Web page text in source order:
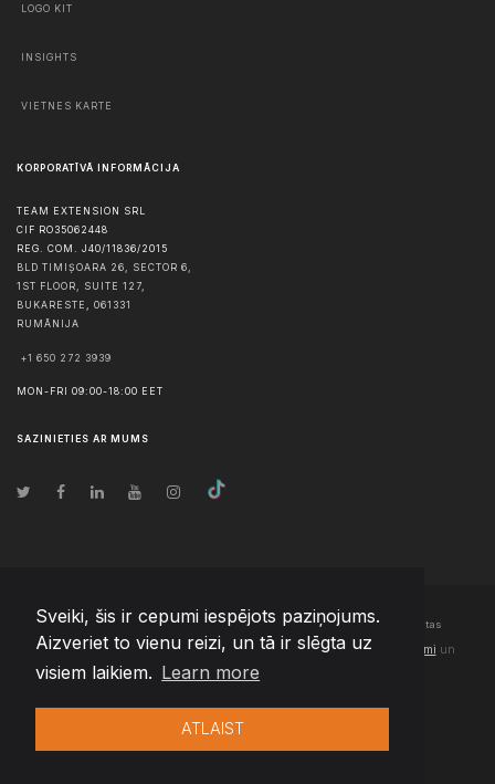
Sveiki, šis ir cepumi iespējots paziņojums.
Aizveriet to vienu reizi, un tā ir slēgta uz
visiem laikiem. Learn more
ATLAIST
LOGO KIT
INSIGHTS
VIETNES KARTE
KORPORATĪVĀ INFORMĀCIJA
TEAM EXTENSION SRL
CIF RO35062448
REG. COM. J40/11836/2015
BLD TIMIȘOARA 26, SECTOR 6,
1ST FLOOR, SUITE 127,
BUKARESTE , 061331
RUMĀNIJA
+1 650 272 3939
MON-FRI 09:00-18:00 EET
SAZINIETIES AR MUMS
© Autortiesības2026 Team Extension Latvia- Visas tiesības aizsargātas
Changelog● Izmantojot šo vietni, jūs piekrītat mūsuLietošanas noteikumi un
Privātuma politika